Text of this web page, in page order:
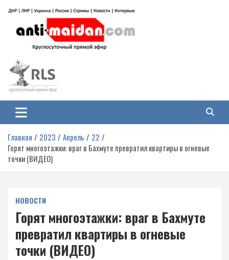
содержимому
Антимайдан: Гражданская война
на Украине
гражданской войне на Украине, включая события в Новороссии, ДНР,
ЛНР и других регионах.
Главная 2023 Апрель
22
Горят многоэтажки: враг в Бахмуте превратил квартиры в огневые
точки (ВИДЕО)
НОВОСТИ
Горят многоэтажки: враг в Бахмуте
превратил квартиры в огневые
точки (ВИДЕО)